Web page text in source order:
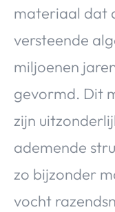
materiaal dat
versteende
miljoenen
gevormd. Dit
zijn
ademende
zo bijzonder
vocht